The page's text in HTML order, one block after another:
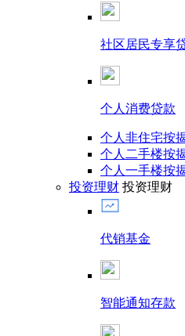
社区居民专享
个人消费贷款
个人非住宅按
个人二手楼按
个人一手楼按
投资理财 投资理财
代销基金
智能通知存款